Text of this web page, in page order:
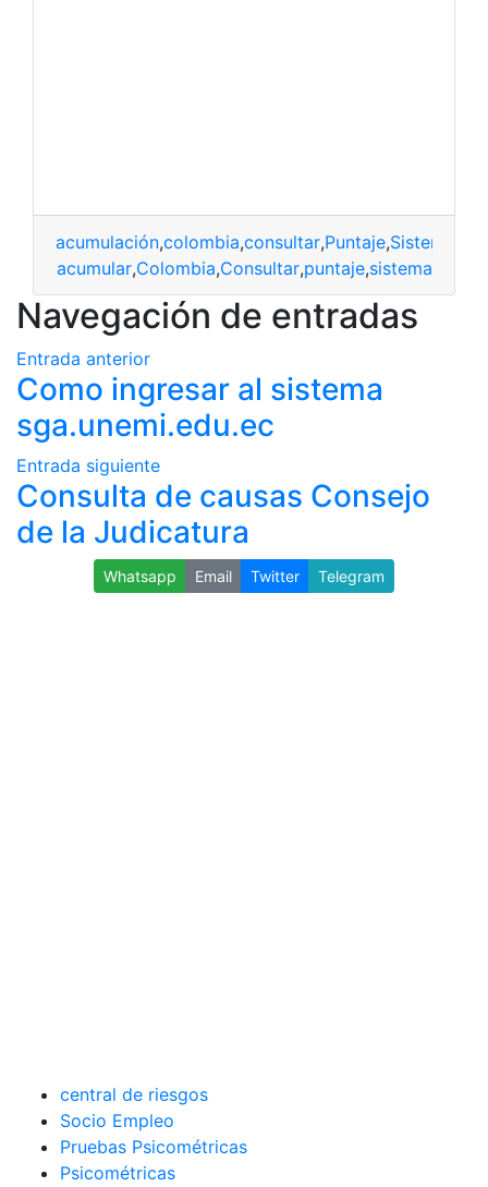
acumulación,colombia,consultar,Puntaje,Sistema
acumular,Colombia,Consultar,puntaje,sistema
Navegación de entradas
Entrada anterior
Como ingresar al sistema
sga.unemi.edu.ec
Entrada siguiente
Consulta de causas Consejo
de la Judicatura
Whatsapp Email Twitter Telegram
central de riesgos
Socio Empleo
Pruebas Psicométricas
Psicométricas